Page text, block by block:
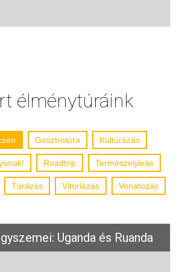
élménytúráink
Gasztrotúra Kultúrázás
Roadtrip Természetjárás
Túrázás Vitorlázás Vonatozás
Uganda és Ruanda